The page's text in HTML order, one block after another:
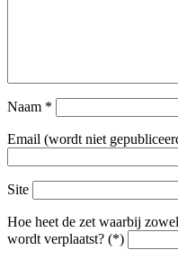
Naam *
Email (wordt niet
Site
Hoe heet de zet waarbij
wordt verplaatst? (*)